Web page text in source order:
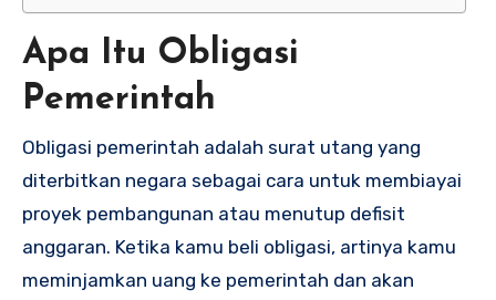
Apa Itu Obligasi
Pemerintah
Obligasi pemerintah adalah surat utang yang
diterbitkan negara sebagai cara untuk membiayai
proyek pembangunan atau menutup defisit
anggaran. Ketika kamu beli obligasi, artinya kamu
meminjamkan uang ke pemerintah dan akan